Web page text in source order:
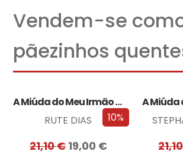
Vendem-se
pãezinhos
10%
A Miúda do Meu Irmão – Edição…
RUTE DIAS
21,10€ 19,00 €